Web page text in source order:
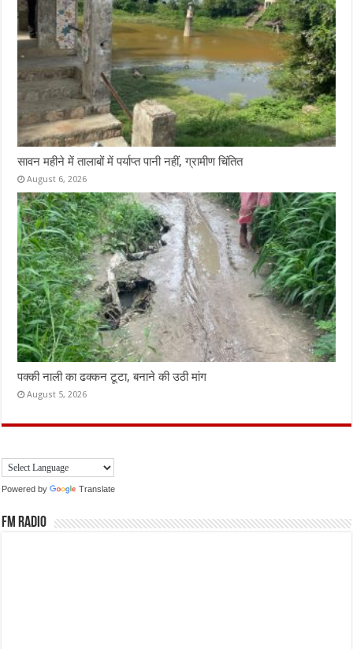
सावन महीने में तालाबों में पर्याप्त पानी नहीं, ग्रामीण चिंतित
August 6, 2026
पक्की नाली का ढक्कन टूटा, बनाने की उठी मांग
August 5, 2026
Powered by Translate
FM Radio